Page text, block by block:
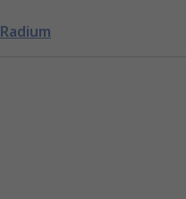
Radium